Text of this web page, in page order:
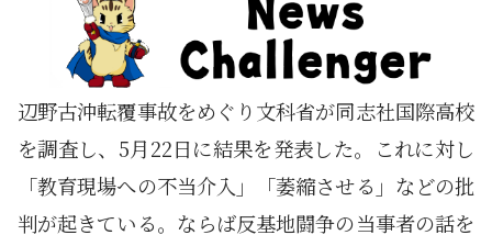
辺野古沖転覆事故をめぐり文科省が同志社国際高校
を調査し、5月22日に結果を発表した。これに対し
「教育現場への不当介入」「萎縮させる」などの批
判が起きている。ならば反基地闘争の当事者の話を